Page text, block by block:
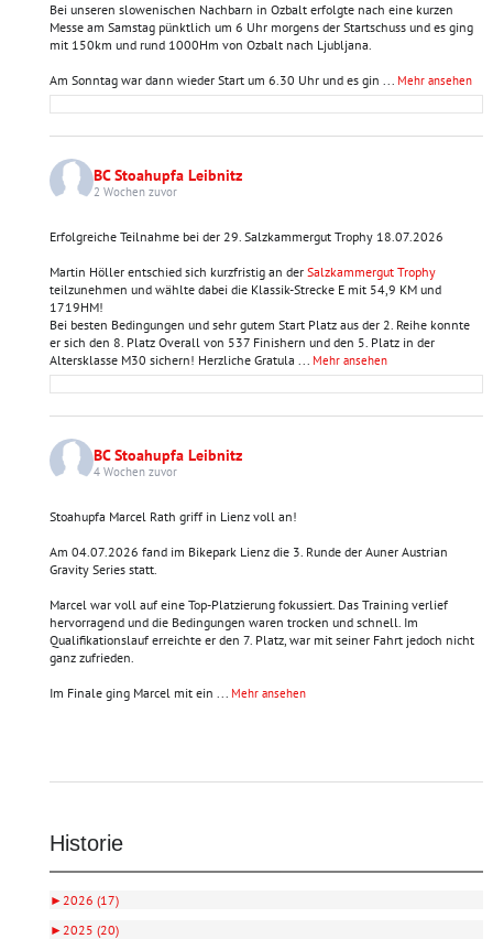
Bei unseren slowenischen Nachbarn in Ozbalt erfolgte nach eine kurzen
Messe am Samstag pünktlich um 6 Uhr morgens der Startschuss und es ging
mit 150km und rund 1000Hm von Ozbalt nach Ljubljana.
Am Sonntag war dann wieder Start um 6.30 Uhr und es gin ... Mehr ansehen
BC Stoahupfa Leibnitz
2 Wochen zuvor
Erfolgreiche Teilnahme bei der 29. Salzkammergut Trophy 18.07.2026
Martin Höller entschied sich kurzfristig an der Salzkammergut Trophy
teilzunehmen und wählte dabei die Klassik-Strecke E mit 54,9 KM und
1719HM!
Bei besten Bedingungen und sehr gutem Start Platz aus der 2. Reihe konnte
er sich den 8. Platz Overall von 537 Finishern und den 5. Platz in der
Altersklasse M30 sichern! Herzliche Gratula ... Mehr ansehen
BC Stoahupfa Leibnitz
4 Wochen zuvor
Stoahupfa Marcel Rath griff in Lienz voll an!
Am 04.07.2026 fand im Bikepark Lienz die 3. Runde der Auner Austrian
Gravity Series statt.
Marcel war voll auf eine Top-Platzierung fokussiert. Das Training verlief
hervorragend und die Bedingungen waren trocken und schnell. Im
Qualifikationslauf erreichte er den 7. Platz, war mit seiner Fahrt jedoch nicht
ganz zufrieden.
Im Finale ging Marcel mit ein ... Mehr ansehen
Historie
► 2026 (17)
► 2025 (20)